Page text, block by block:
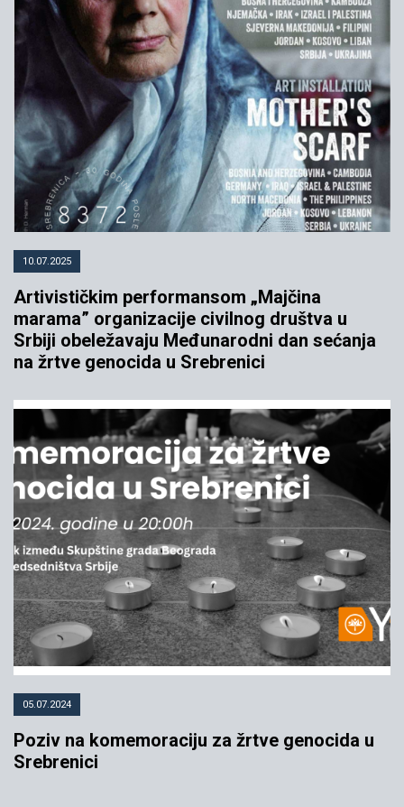
10.07.2025
Artivističkim performansom „Majčina
marama” organizacije civilnog društva u
Srbiji obeležavaju Međunarodni dan sećanja
na žrtve genocida u Srebrenici
05.07.2024
Poziv na komemoraciju za žrtve genocida u
Srebrenici